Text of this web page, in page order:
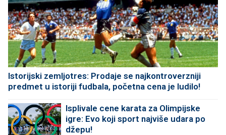
Istorijski zemljotres: Prodaje se najkontroverzniji
predmet u istoriji fudbala, početna cena je ludilo!
Isplivale cene karata za Olimpijske
igre: Evo koji sport najviše udara po
džepu!